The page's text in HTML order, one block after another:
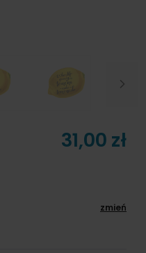
Next
31,00 zł
zmień